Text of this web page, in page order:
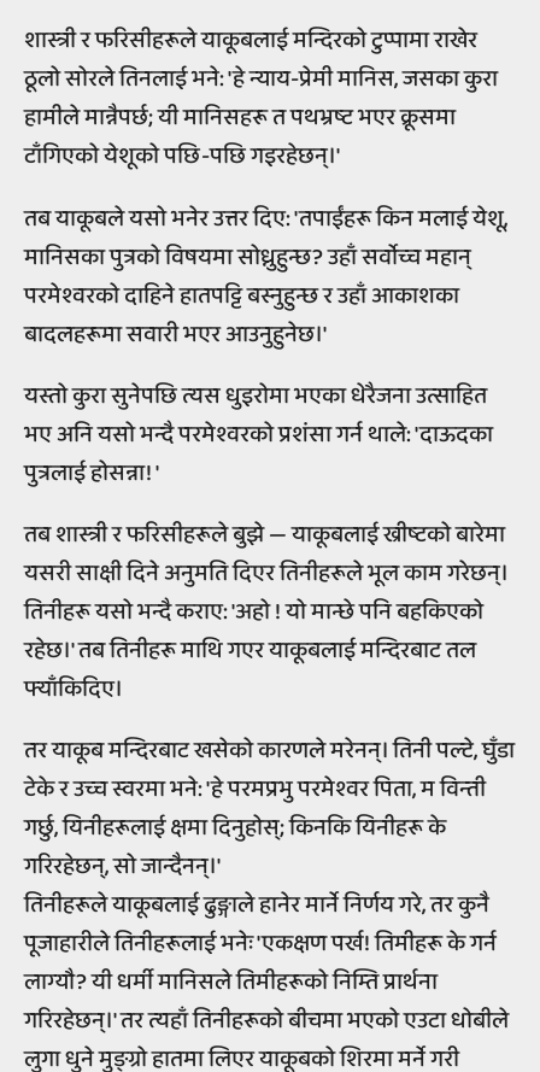
शास्त्री र फरिसीहरूले याकूबलाई मन्दिरको टुप्पामा राखेर
ठूलो सोरले तिनलाई भने: 'हे न्याय-प्रेमी मानिस, जसका कुरा
हामीले मान्नैपर्छ; यी मानिसहरू त पथभ्रष्ट भएर क्रूसमा
टाँगिएको येशूको पछि-पछि गइरहेछन्।'
तब याकूबले यसो भनेर उत्तर दिए: 'तपाईंहरू किन मलाई येशू,
मानिसका पुत्रको विषयमा सोध्नुहुन्छ? उहाँ सर्वोच्च महान्
परमेश्वरको दाहिने हातपट्टि बस्नुहुन्छ र उहाँ आकाशका
बादलहरूमा सवारी भएर आउनुहुनेछ।'
यस्तो कुरा सुनेपछि त्यस धुइरोमा भएका धेरैजना उत्साहित
भए अनि यसो भन्दै परमेश्वरको प्रशंसा गर्न थाले: 'दाऊदका
पुत्रलाई होसन्ना! '
तब शास्त्री र फरिसीहरूले बुझे — याकूबलाई ख्रीष्टको बारेमा
यसरी साक्षी दिने अनुमति दिएर तिनीहरूले भूल काम गरेछन्।
तिनीहरू यसो भन्दै कराए: 'अहो ! यो मान्छे पनि बहकिएको
रहेछ।' तब तिनीहरू माथि गएर याकूबलाई मन्दिरबाट तल
फ्याँकिदिए।
तर याकूब मन्दिरबाट खसेको कारणले मरेनन्। तिनी पल्टे, घुँडा
टेके र उच्च स्वरमा भने: 'हे परमप्रभु परमेश्वर पिता, म विन्ती
गर्छु, यिनीहरूलाई क्षमा दिनुहोस्; किनकि यिनीहरू के
गरिरहेछन्, सो जान्दैनन्।'
तिनीहरूले याकूबलाई ढुङ्गाले हानेर मार्ने निर्णय गरे, तर कुनै
पूजाहारीले तिनीहरूलाई भनेः 'एकक्षण पर्ख! तिमीहरू के गर्न
लाग्यौ? यी धर्मी मानिसले तिमीहरूको निम्ति प्रार्थना
गरिरहेछन्।' तर त्यहाँ तिनीहरूको बीचमा भएको एउटा धोबीले
लुगा धुने मुङ्ग्रो हातमा लिएर याकूबको शिरमा मर्ने गरी